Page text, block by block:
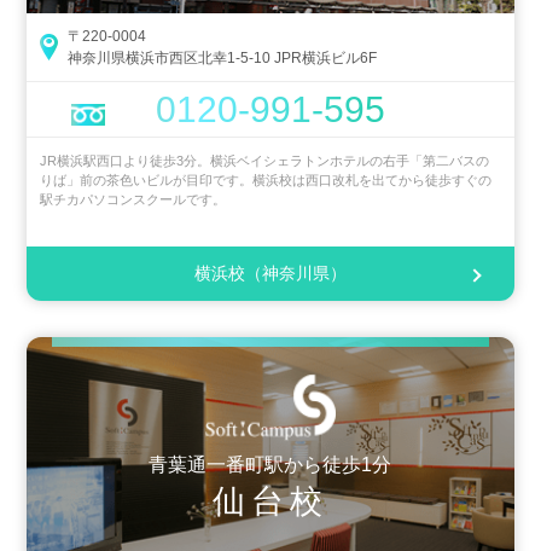
〒220-0004
神奈川県横浜市西区北幸1-5-10 JPR横浜ビル6F
0120-991-595
JR横浜駅西口より徒歩3分。横浜ベイシェラトンホテルの右手「第二バスの
りば」前の茶色いビルが目印です。横浜校は西口改札を出てから徒歩すぐの
駅チカパソコンスクールです。
横浜校（神奈川県）
青葉通一番町駅から徒歩1分
仙台校